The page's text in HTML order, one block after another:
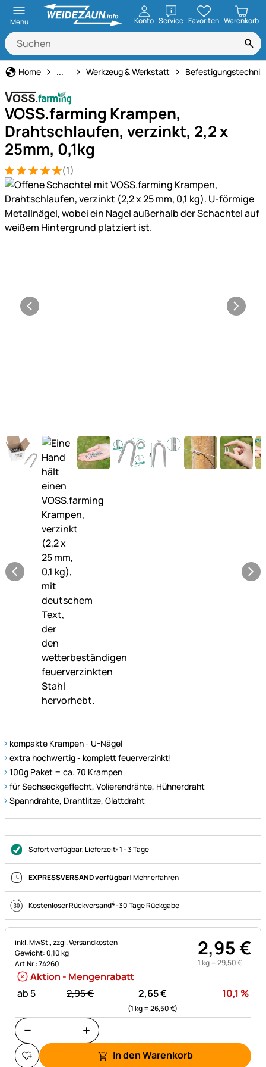
Menu Konto ServiceöffnenFavoriten Warenkorb
Home Haus und Hof
... Werkzeug & Werkstatt Befestigungstechnik
VOSS.farming Krampen,
Drahtschlaufen, verzinkt, 2,2 x
25mm, 0,1kg
Bewertung: 5 von 5 (1 Bewertungen)
1 Bewertung (1)
Produktgalerie
kompakte Krampen - U-Nägel
extra hochwertig - komplett feuerverzinkt!
100g Paket = ca. 70 Krampen
für Sechseckgeflecht, Volierendrähte, Hühnerdraht
Spanndrähte, Drahtlitze, Glattdraht
Sofort verfügbar, Lieferzeit:1 - 3 Tage
EXPRESSVERSAND verfügbar!Mehr erfahren
Kostenloser Rückversand4-30 Tage Rückgabe
Steuerhinweis:
inkl. MwSt.,zzgl. Versandkosten
Gewicht: 0,10 kg
Art.Nr.: 74260
2,95€
1 kg =29,50€
Aktion - Mengenrabatt
ab 5
statt:
2,95€ 2,65€
(1 kg =26,50€)
10,1 %
In den Warenkorb